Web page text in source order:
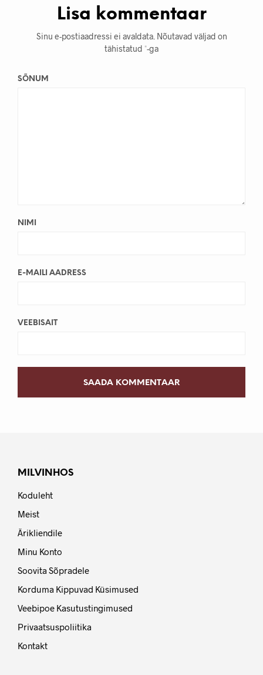
Lisa kommentaar
Sinu e-postiaadressi ei avaldata. Nõutavad väljad on
tähistatud *-ga
SÕNUM
NIMI
E-MAILI AADRESS
VEEBISAIT
MILVINHOS
Koduleht
Meist
Ärikliendile
Minu Konto
Soovita Sõpradele
Korduma Kippuvad Küsimused
Veebipoe Kasutustingimused
Privaatsuspoliitika
Kontakt